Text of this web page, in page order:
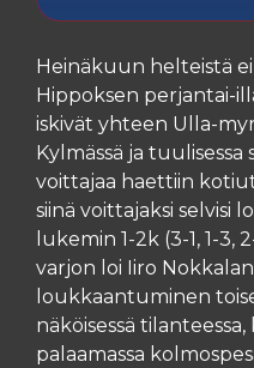
Heinäkuun helteistä
Hippoksen perjantai-
iskivät yhteen Ulla-
Kylmässä ja
voittajaa haettiin
siinä voittajaksi selvisi
lukemin 1-2k (3-1, 1-3,
varjon loi Iiro
loukkaantuminen
näköisessä
palaamassa